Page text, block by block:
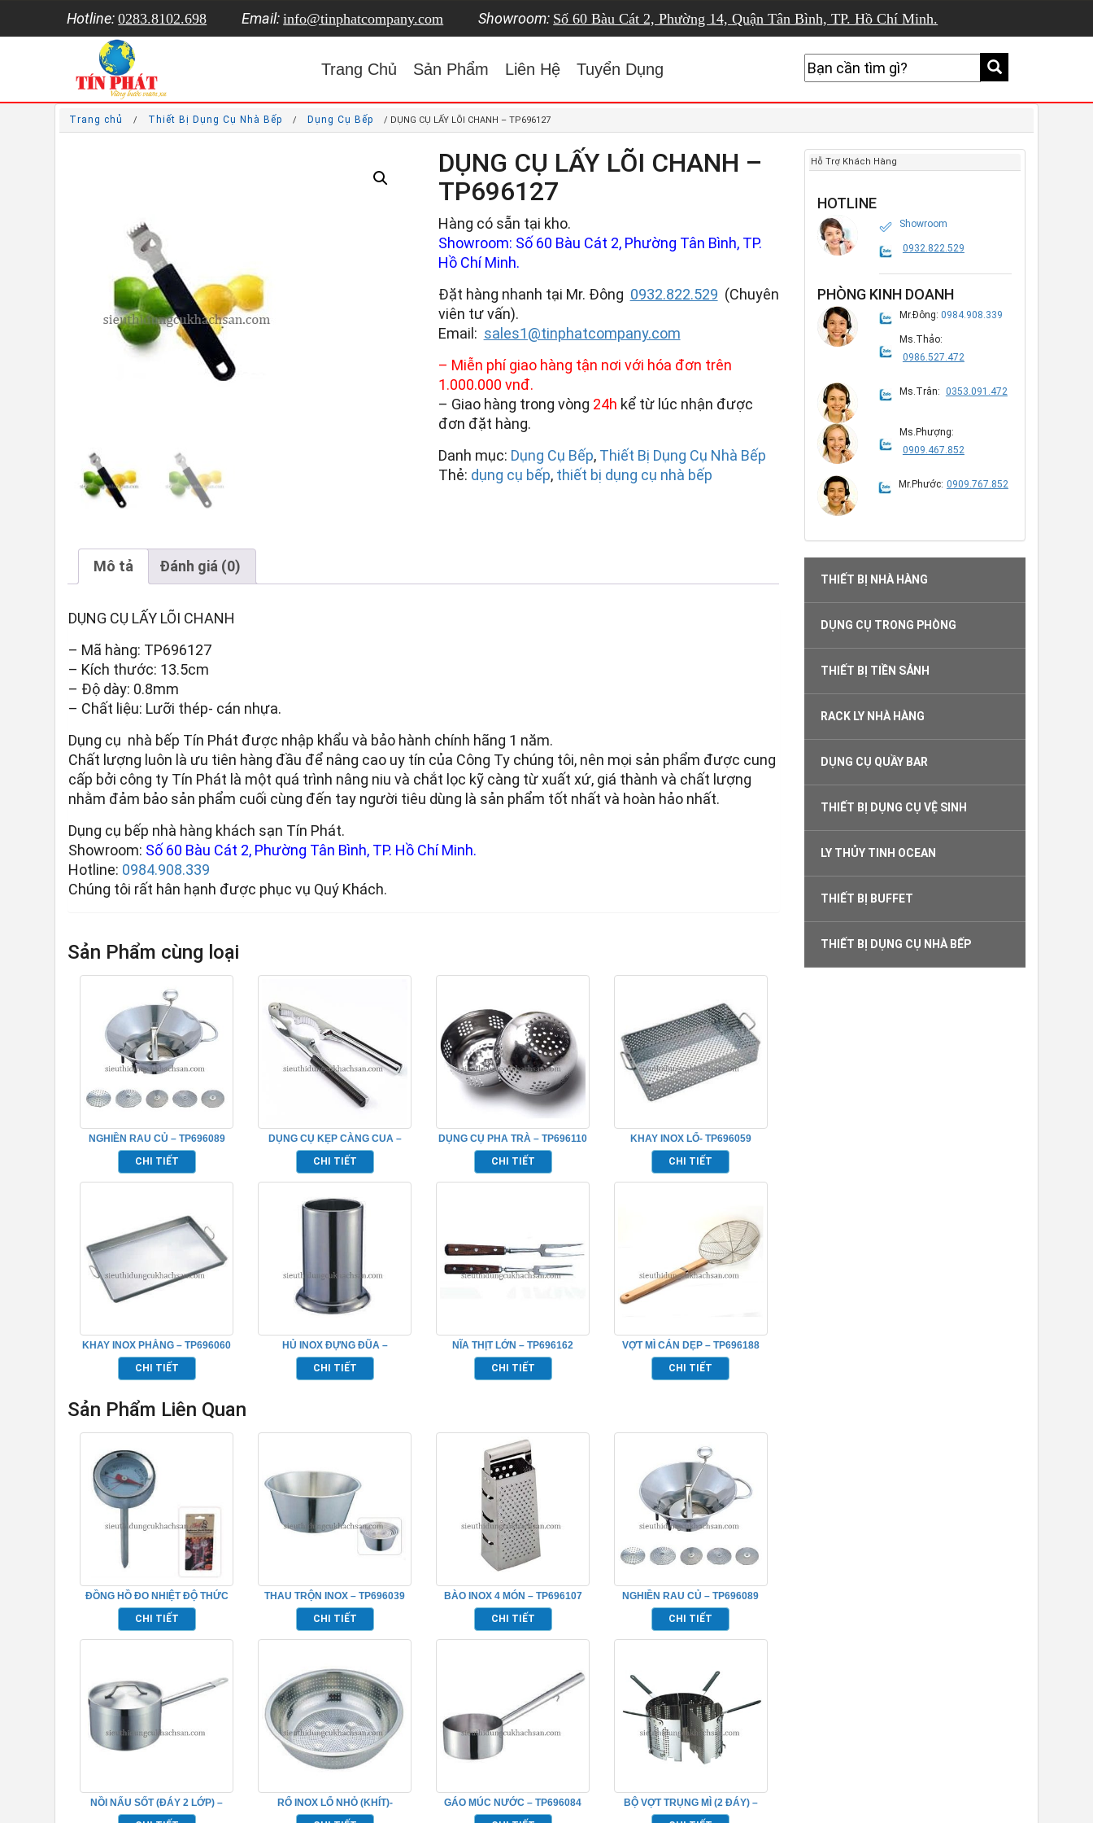
Hotline: 0283.8102.698 Email: info@tinphatcompany.com Showroom: Số 60 Bàu Cát 2, Phường 14, Quận Tân Bình, TP. Hồ Chí Minh.
Trang Chủ Sản Phẩm Liên Hệ Tuyển Dụng
Trang chủ / Thiết Bị Dụng Cụ Nhà Bếp / Dụng Cụ Bếp / DỤNG CỤ LẤY LÕI CHANH – TP696127
DỤNG CỤ LẤY LÕI CHANH –
TP696127
Hàng có sẵn tại kho.
Showroom: Số 60 Bàu Cát 2, Phường Tân Bình, TP.
Hồ Chí Minh.
Đặt hàng nhanh tại Mr. Đông 0932.822.529 (Chuyên
viên tư vấn).
Email: sales1@tinphatcompany.com
– Miễn phí giao hàng tận nơi với hóa đơn trên
1.000.000 vnđ.
– Giao hàng trong vòng 24h kể từ lúc nhận được
đơn đặt hàng.
Danh mục: Dụng Cụ Bếp, Thiết Bị Dụng Cụ Nhà Bếp
Thẻ: dụng cụ bếp, thiết bị dụng cụ nhà bếp
Mô tả Đánh giá (0)
DỤNG CỤ LẤY LÕI CHANH
– Mã hàng: TP696127
– Kích thước: 13.5cm
– Độ dày: 0.8mm
– Chất liệu: Lưỡi thép- cán nhựa.
Dụng cụ nhà bếp Tín Phát được nhập khẩu và bảo hành chính hãng 1 năm.
Chất lượng luôn là ưu tiên hàng đầu để nâng cao uy tín của Công Ty chúng tôi, nên mọi sản phẩm được cung
cấp bởi công ty Tín Phát là một quá trình nâng niu và chắt lọc kỹ càng từ xuất xứ, giá thành và chất lượng
nhằm đảm bảo sản phẩm cuối cùng đến tay người tiêu dùng là sản phẩm tốt nhất và hoàn hảo nhất.
Dụng cụ bếp nhà hàng khách sạn Tín Phát.
Showroom: Số 60 Bàu Cát 2, Phường Tân Bình, TP. Hồ Chí Minh.
Hotline: 0984.908.339
Chúng tôi rất hân hạnh được phục vụ Quý Khách.
Sản Phẩm cùng loại
NGHIỀN RAU CỦ – TP696089
CHI TIẾT
DỤNG CỤ KẸP CÀNG CUA –
TP696103
CHI TIẾT
DỤNG CỤ PHA TRÀ – TP696110
CHI TIẾT
KHAY INOX LỔ- TP696059
CHI TIẾT
KHAY INOX PHẲNG – TP696060
CHI TIẾT
HỦ INOX ĐỰNG ĐŨA –
TP696092
CHI TIẾT
NĨA THỊT LỚN – TP696162
CHI TIẾT
VỢT MÌ CÁN DẸP – TP696188
CHI TIẾT
Sản Phẩm Liên Quan
ĐỒNG HỒ ĐO NHIỆT ĐỘ THỨC
ĂN – TP696099
CHI TIẾT
THAU TRỘN INOX – TP696039
CHI TIẾT
BÀO INOX 4 MÓN – TP696107
CHI TIẾT
NGHIỀN RAU CỦ – TP696089
CHI TIẾT
NỒI NẤU SỐT (ĐÁY 2 LỚP) –
TP696020
RỔ INOX LỔ NHỎ (KHÍT)-
TP696057
GÁO MÚC NƯỚC – TP696084
BỘ VỢT TRỤNG MÌ (2 ĐÁY) –
TP696038
Hỗ Trợ Khách Hàng
HOTLINE
Showroom
0932.822.529
PHÒNG KINH DOANH
Mr.Đông: 0984.908.339
Ms.Thảo:
0986.527.472
Ms.Trân: 0353.091.472
Ms.Phượng:
0909.467.852
Mr.Phước: 0909.767.852
THIẾT BỊ NHÀ HÀNG
DỤNG CỤ TRONG PHÒNG
THIẾT BỊ TIỀN SẢNH
RACK LY NHÀ HÀNG
DỤNG CỤ QUẦY BAR
THIẾT BỊ DỤNG CỤ VỆ SINH
LY THỦY TINH OCEAN
THIẾT BỊ BUFFET
THIẾT BỊ DỤNG CỤ NHÀ BẾP